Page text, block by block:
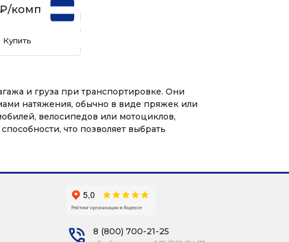
/компл
Купить
и груза при транспортировке. Они
натяжения, обычно в виде пряжек или
велосипедов или мотоциклов,
что позволяет выбрать
8 (800) 700-21-25